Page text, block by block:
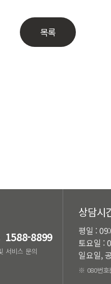
목록
1588-8899
서비스 문의
상담시
평일 :
토요일 :
일요일,
※ 080번호